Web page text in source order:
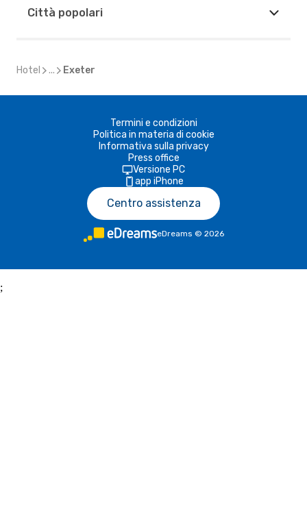
Città popolari
Hotel ... Exeter
Termini e condizioni
Politica in materia di cookie
Informativa sulla privacy
Press office
Versione PC
app iPhone
Centro assistenza
eDreams © 2026
;